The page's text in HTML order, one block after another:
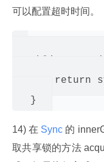
可以配置超时时间。
public V
return
14) 在 Sync 的
取共享锁的方法